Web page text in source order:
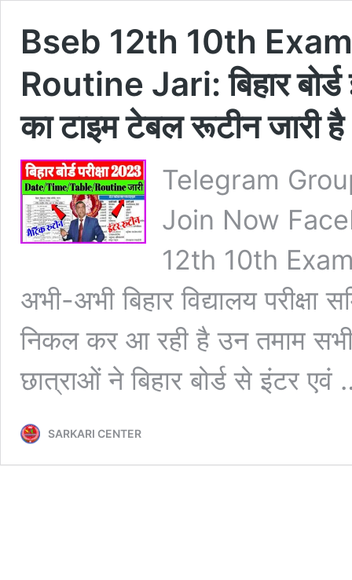
Bseb 12th 10th
Routine Jari: बिहार बोर्ड
का टाइम टेबल रूटीन जारी है
Telegram
Join Now
12th 10th
अभी-अभी बिहार विद्यालय
निकल कर आ रही है उन तमाम
छात्राओं ने बिहार बोर्ड से इंटर
SARKARI CENTER